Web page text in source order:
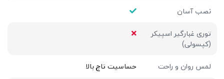
نصب آسان
توری غبارگیر اسپیکر
(کپسولی)
لمس روان و راحت
حساسیت تاچ بالا